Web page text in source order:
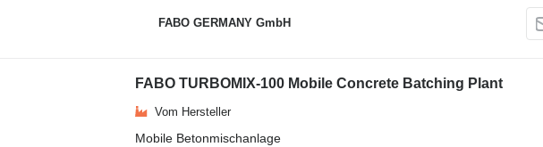
FABO GERMANY GmbH
FABO TURBOMIX-100 Mobile Concrete Batching Plant
Vom Hersteller
Mobile Betonmischanlage